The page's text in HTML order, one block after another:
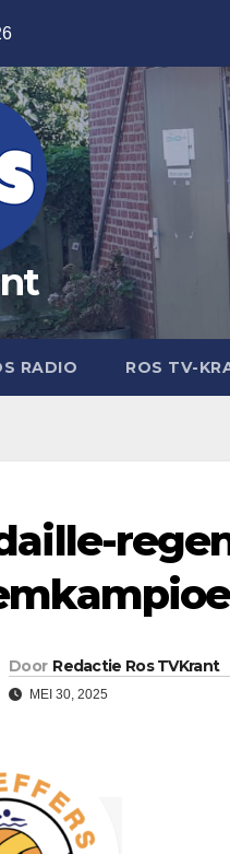
RADIO ROS TV-
Door Redactie Ros TVKrant
MEI 30, 2025